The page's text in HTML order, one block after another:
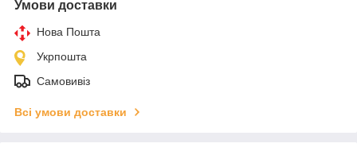
Умови доставки
Нова Пошта
Укрпошта
Самовивіз
Всі умови доставки